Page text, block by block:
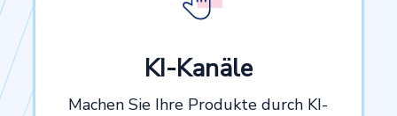
KI-Kanäle
Machen Sie Ihre Produkte durch KI-